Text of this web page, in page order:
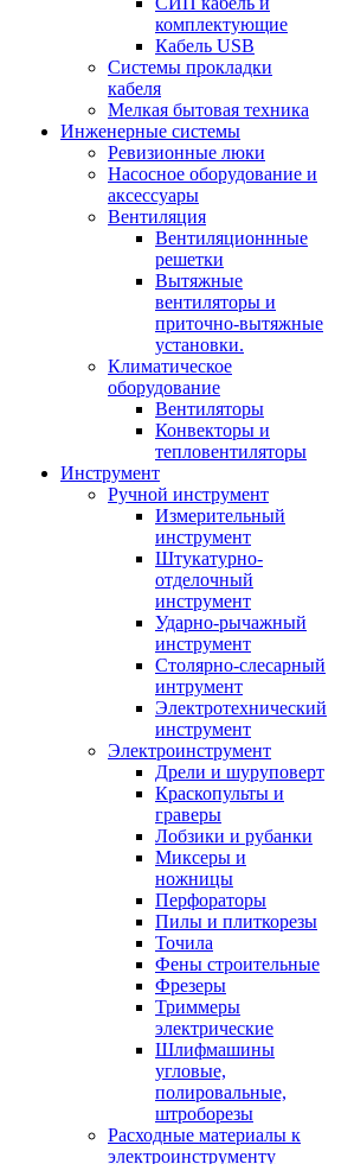
комплектующие
Кабель USB
Системы прокладки
кабеля
Мелкая бытовая техника
Инженерные системы
Ревизионные люки
Насосное оборудование и
аксессуары
Вентиляция
Вентиляционнные
решетки
Вытяжные
вентиляторы и
приточно-вытяжные
установки.
Климатическое
оборудование
Вентиляторы
Конвекторы и
тепловентиляторы
Инструмент
Ручной инструмент
Измерительный
инструмент
Штукатурно-
отделочный
инструмент
Ударно-рычажный
инструмент
Столярно-слесарный
интрумент
Электротехнический
инструмент
Электроинструмент
Дрели и шуруповерт
Краскопульты и
граверы
Лобзики и рубанки
Миксеры и
ножницы
Перфораторы
Пилы и плиткорезы
Точила
Фены строительные
Фрезеры
Триммеры
электрические
Шлифмашины
угловые,
полировальные,
штроборезы
Расходные материалы к
электроинструменту